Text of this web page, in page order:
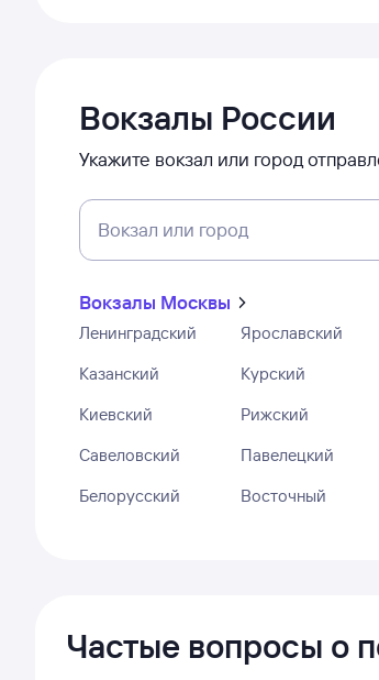
Вокзалы России
Укажите вокзал или город
Вокзал или город
Вокзалы Москвы
Ленинградский
Ярославский
Казанский
Курский
Киевский
Рижский
Савеловский
Павелецкий
Белорусский
Восточный
Частые вопросы о